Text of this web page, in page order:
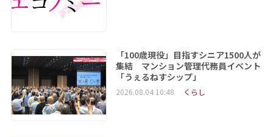
「100歳現役」目指すシニア1500人が
集結 マンション管理代務員イベント
「うぇるねすシップ」
2026.08.04 10:48 くらし